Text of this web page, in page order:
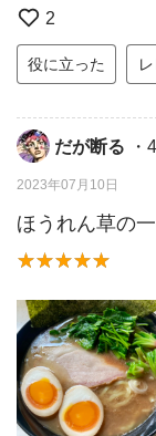
2
役に立った
だが断る
2023年07月10日
ほうれん草の